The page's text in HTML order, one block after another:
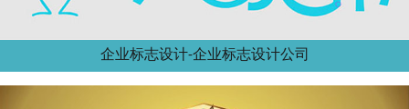
企业标志设计-企业标志设计公司